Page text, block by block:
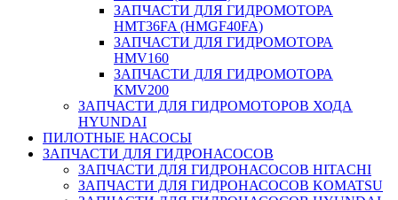
ЗАПЧАСТИ ДЛЯ ГИДРОМОТОРА
HMT36FA (HMGF40FA)
ЗАПЧАСТИ ДЛЯ ГИДРОМОТОРА
HMV160
ЗАПЧАСТИ ДЛЯ ГИДРОМОТОРА
KMV200
ЗАПЧАСТИ ДЛЯ ГИДРОМОТОРОВ ХОДА
HYUNDAI
ПИЛОТНЫЕ НАСОСЫ
ЗАПЧАСТИ ДЛЯ ГИДРОНАСОСОВ
ЗАПЧАСТИ ДЛЯ ГИДРОНАСОСОВ HITACHI
ЗАПЧАСТИ ДЛЯ ГИДРОНАСОСОВ KOMATSU